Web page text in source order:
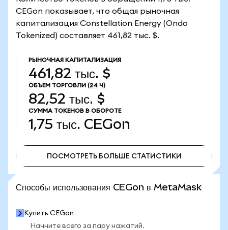
CEGon показывает, что общая рыночная
капитализация Constellation Energy (Ondo
Tokenized) составляет 461,82 тыс. $.
РЫНОЧНАЯ КАПИТАЛИЗАЦИЯ
461,82 тыс. $
ОБЪЕМ ТОРГОВЛИ (24 Ч)
82,52 тыс. $
СУММА ТОКЕНОВ В ОБОРОТЕ
1,75 тыс. CEGon
ПОСМОТРЕТЬ БОЛЬШЕ СТАТИСТИКИ
Способы использования CEGon в MetaMask
Купить CEGon
Начните всего за пару нажатий.